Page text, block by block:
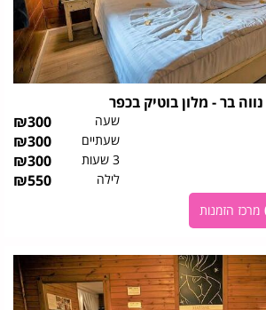
בר - מלון בוטיק בכפר
שעה ₪300
שעתיים ₪300
3 שעות ₪300
לילה ₪550
מרכז הזמנות